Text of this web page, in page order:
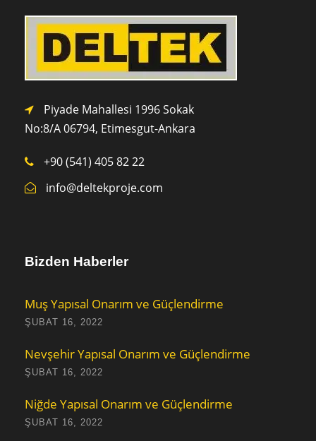
Piyade Mahallesi 1996 Sokak
No:8/A 06794, Etimesgut-Ankara
+90 (541) 405 82 22
info@deltekproje.com
Bizden Haberler
Muş Yapısal Onarım ve Güçlendirme
ŞUBAT 16, 2022
Nevşehir Yapısal Onarım ve Güçlendirme
ŞUBAT 16, 2022
Niğde Yapısal Onarım ve Güçlendirme
ŞUBAT 16, 2022